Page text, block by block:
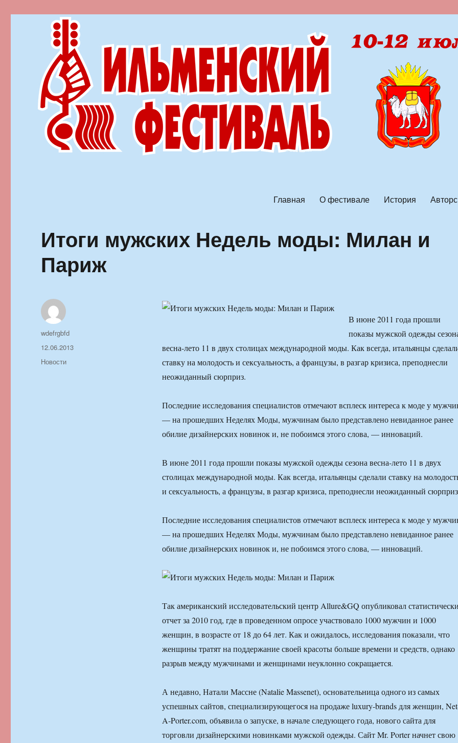
Главная О фестивале История
Итоги мужских Недель моды: Милан и
Париж
В июне 2011 года прошли
показы мужской одежды
весна-лето 11 в двух столицах международной моды. Как всегда, итальянцы
ставку на молодость и сексуальность, а французы, в разгар кризиса, преподнесли
неожиданный сюрприз.
Последние исследования специалистов отмечают всплеск интереса к моде у
— на прошедших Неделях Моды, мужчинам было представлено невиданное ранее
обилие дизайнерских новинок и, не побоимся этого слова, — инноваций.
В июне 2011 года прошли показы мужской одежды сезона весна-лето 11 в двух
столицах международной моды. Как всегда, итальянцы сделали ставку на
и сексуальность, а французы, в разгар кризиса, преподнесли неожиданный
Последние исследования специалистов отмечают всплеск интереса к моде у
— на прошедших Неделях Моды, мужчинам было представлено невиданное ранее
обилие дизайнерских новинок и, не побоимся этого слова, — инноваций.
Так американский исследовательский центр Allure&GQ опубликовал
отчет за 2010 год, где в проведенном опросе участвовало 1000 мужчин и 1000
женщин, в возрасте от 18 до 64 лет. Как и ожидалось, исследования показали, что
женщины тратят на поддержание своей красоты больше времени и средств, однако
разрыв между мужчинами и женщинами неуклонно сокращается.
А недавно, Натали Массне (Natalie Massenet), основательница одного из самых
успешных сайтов, специализирующегося на продаже luxury-brands для женщин,
A-Porter.com, объявила о запуске, в начале следующего года, нового сайта для
торговли дизайнерскими новинками мужской одежды. Сайт Mr. Porter начнет свою
Автор
wdefrgbfd
Опубликовано
12.06.2013
Рубрики
Новости